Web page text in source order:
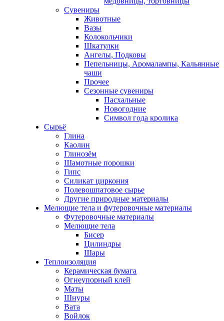
Сувениры
Животные
Вазы
Колокольчики
Шкатулки
Ангелы, Подковы
Пепельницы, Аромалампы, Кальянные
чаши
Прочее
Сезонные сувениры
Пасхальные
Новогодние
Символ года кролика
Сырьё
Глина
Каолин
Глинозём
Шамотные порошки
Гипс
Силикат циркония
Полевошпатовое сырье
Другие природные материалы
Мелющие тела и футеровочные материалы
Футеровочные материалы
Мелющие тела
Бисер
Цилиндры
Шары
Теплоизоляция
Керамическая бумага
Огнеупорный клей
Маты
Шнуры
Вата
Войлок